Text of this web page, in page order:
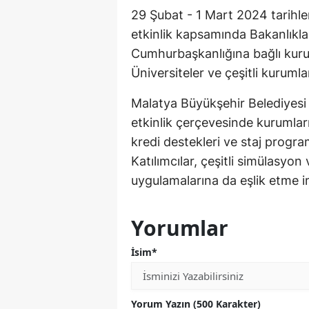
29 Şubat - 1 Mart 2024
etkinlik kapsamında
Cumhurbaşkanlığına bağlı
Üniversiteler ve çeşitli
Malatya Büyükşehir
etkinlik çerçevesinde
kredi destekleri ve staj
Katılımcılar, çeşitli
uygulamalarına da eşlik etme
Yorumlar
İsim*
Yorum Yazın (500 Karakter)